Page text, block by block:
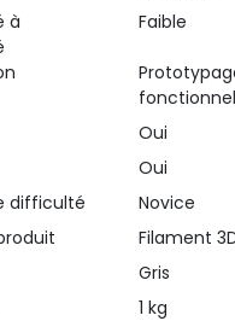
à
Faible
Oui
Oui
difficulté
Novice
Filament
Gris
1 kg